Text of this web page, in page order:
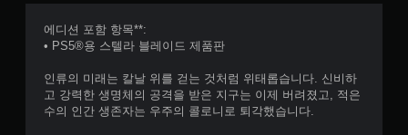
에디션 포함 항목**:
• PS5®용 스텔라 블레이드 제품판
인류의 미래는 칼날 위를 걷는 것처럼 위태롭습니다. 신비하
고 강력한 생명체의 공격을 받은 지구는 이제 버려졌고, 적은
수의 인간 생존자는 우주의 콜로니로 퇴각했습니다.